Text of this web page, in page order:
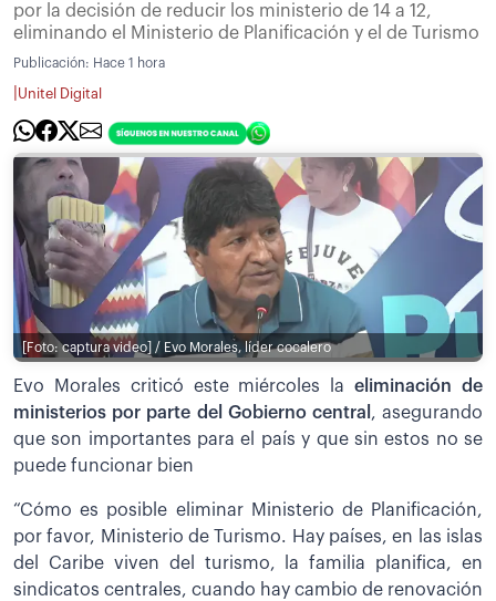
por la decisión de reducir los ministerio de 14 a 12,
eliminando el Ministerio de Planificación y el de Turismo
Publicación: Hace 1 hora
Unitel Digital
[Foto: captura video] / Evo Morales, líder cocalero
Evo Morales criticó este miércoles laeliminación de
ministerios por parte del Gobierno central , asegurando
que son importantes para el país y que sin estos no se
puede funcionar bien
“Cómo es posible eliminar Ministerio de Planificación,
por favor, Ministerio de Turismo. Hay países, en las islas
del Caribe viven del turismo, la familia planifica, en
sindicatos centrales, cuando hay cambio de renovación